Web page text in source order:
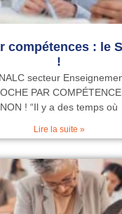
compétences : le
!
secteur
PAR
NON ! “Il y a des temps où
Lire la suite »